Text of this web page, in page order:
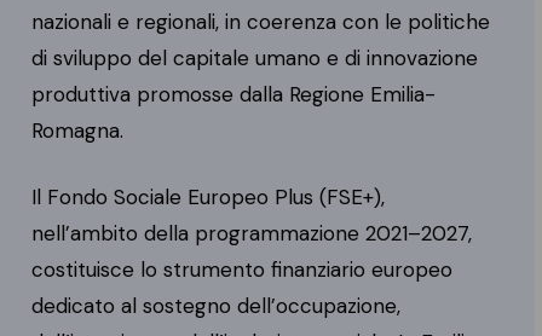
nazionali e regionali, in coerenza con le politiche
di sviluppo del capitale umano e di innovazione
produttiva promosse dalla Regione Emilia-
Romagna.
Il Fondo Sociale Europeo Plus (FSE+),
nell’ambito della programmazione 2021–2027,
costituisce lo strumento finanziario europeo
dedicato al sostegno dell’occupazione,